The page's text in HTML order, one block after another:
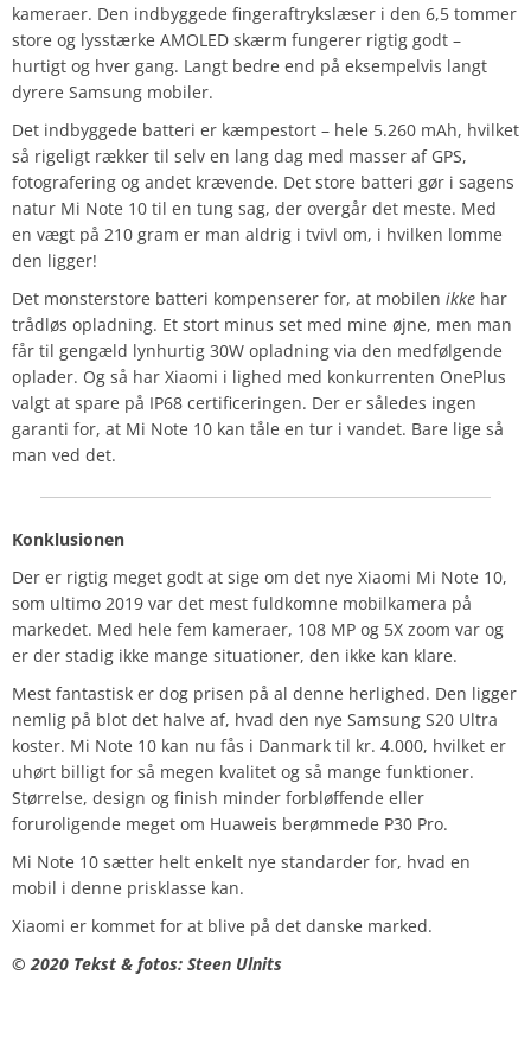
kameraer. Den indbyggede fingeraftrykslæser i den 6,5 tommer
store og lysstærke AMOLED skærm fungerer rigtig godt –
hurtigt og hver gang. Langt bedre end på eksempelvis langt
dyrere Samsung mobiler.
Det indbyggede batteri er kæmpestort – hele 5.260 mAh, hvilket
så rigeligt rækker til selv en lang dag med masser af GPS,
fotografering og andet krævende. Det store batteri gør i sagens
natur Mi Note 10 til en tung sag, der overgår det meste. Med
en vægt på 210 gram er man aldrig i tvivl om, i hvilken lomme
den ligger!
Det monsterstore batteri kompenserer for, at mobilen ikke har
trådløs opladning. Et stort minus set med mine øjne, men man
får til gengæld lynhurtig 30W opladning via den medfølgende
oplader. Og så har Xiaomi i lighed med konkurrenten OnePlus
valgt at spare på IP68 certificeringen. Der er således ingen
garanti for, at Mi Note 10 kan tåle en tur i vandet. Bare lige så
man ved det.
Konklusionen
Der er rigtig meget godt at sige om det nye Xiaomi Mi Note 10,
som ultimo 2019 var det mest fuldkomne mobilkamera på
markedet. Med hele fem kameraer, 108 MP og 5X zoom var og
er der stadig ikke mange situationer, den ikke kan klare.
Mest fantastisk er dog prisen på al denne herlighed. Den ligger
nemlig på blot det halve af, hvad den nye Samsung S20 Ultra
koster. Mi Note 10 kan nu fås i Danmark til kr. 4.000, hvilket er
uhørt billigt for så megen kvalitet og så mange funktioner.
Størrelse, design og finish minder forbløffende eller
foruroligende meget om Huaweis berømmede P30 Pro.
Mi Note 10 sætter helt enkelt nye standarder for, hvad en
mobil i denne prisklasse kan.
Xiaomi er kommet for at blive på det danske marked.
© 2020 Tekst & fotos: Steen Ulnits